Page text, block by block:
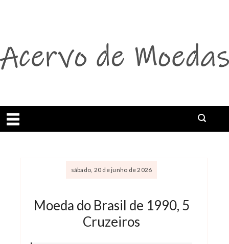
Abrir menu
Buscar
sábado, 20 de junho de 2026
Moeda do Brasil de 1990, 5
Cruzeiros